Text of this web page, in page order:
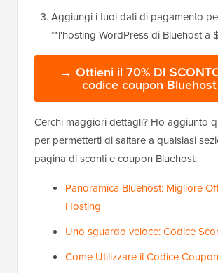
Aggiungi i tuoi dati di pagamento
**l'hosting WordPress di Bluehost a
→ Ottieni il 70% DI
codice coupon
Cerchi maggiori dettagli? Ho aggiunto
per permetterti di saltare a qualsiasi
pagina di sconti e coupon Bluehost:
Panoramica Bluehost: Migliore
Hosting
Uno sguardo veloce: Codice
Come Utilizzare il Codice